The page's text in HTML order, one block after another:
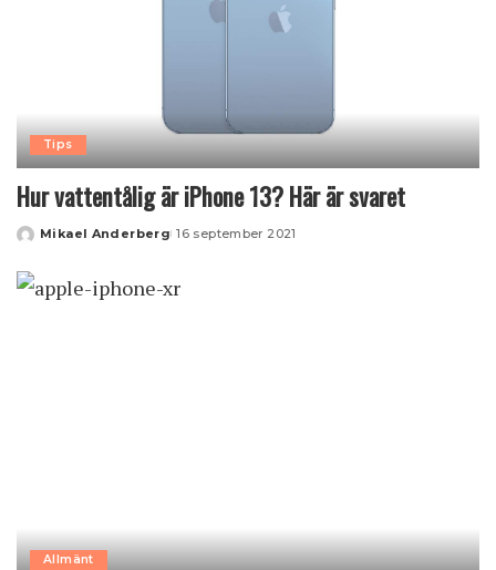
Tips
Hur vattentålig är iPhone 13? Här är svaret
Posted
Mikael Anderberg 16 september 2021
Allmänt